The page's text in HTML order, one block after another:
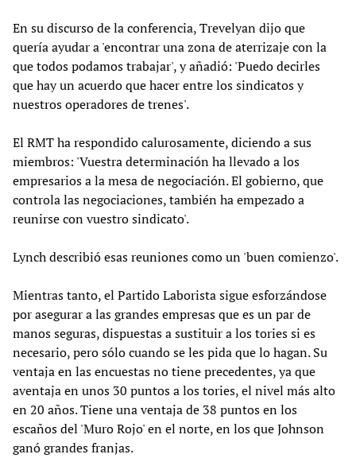
En su discurso de la conferencia, Trevelyan dijo que
quería ayudar a 'encontrar una zona de aterrizaje con la
que todos podamos trabajar', y añadió: 'Puedo decirles
que hay un acuerdo que hacer entre los sindicatos y
nuestros operadores de trenes'.
El RMT ha respondido calurosamente, diciendo a sus
miembros: 'Vuestra determinación ha llevado a los
empresarios a la mesa de negociación. El gobierno, que
controla las negociaciones, también ha empezado a
reunirse con vuestro sindicato'.
Lynch describió esas reuniones como un 'buen comienzo'.
Mientras tanto, el Partido Laborista sigue esforzándose
por asegurar a las grandes empresas que es un par de
manos seguras, dispuestas a sustituir a los tories si es
necesario, pero sólo cuando se les pida que lo hagan. Su
ventaja en las encuestas no tiene precedentes, ya que
aventaja en unos 30 puntos a los tories, el nivel más alto
en 20 años. Tiene una ventaja de 38 puntos en los
escaños del 'Muro Rojo' en el norte, en los que Johnson
ganó grandes franjas.